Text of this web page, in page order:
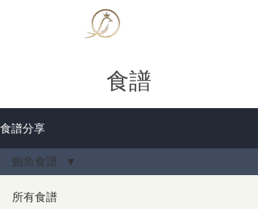
食譜
食譜分享
所有食譜
鮑魚食譜